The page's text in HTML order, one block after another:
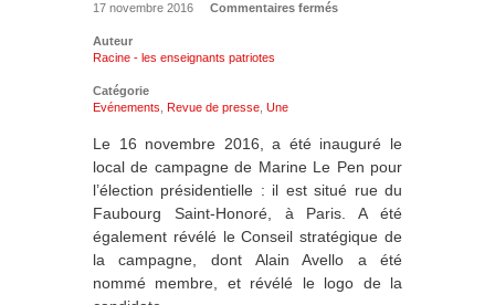
17 novembre 2016
Commentaires fermés
Auteur
Racine - les enseignants patriotes
Catégorie
Evénements Revue de presse Une
Le 16 novembre 2016, a été inauguré le
local de campagne de Marine Le Pen pour
l’élection présidentielle : il est situé rue du
Faubourg Saint-Honoré, à Paris. A été
également révélé le Conseil stratégique de
la campagne, dont Alain Avello a été
nommé membre, et révélé le logo de la